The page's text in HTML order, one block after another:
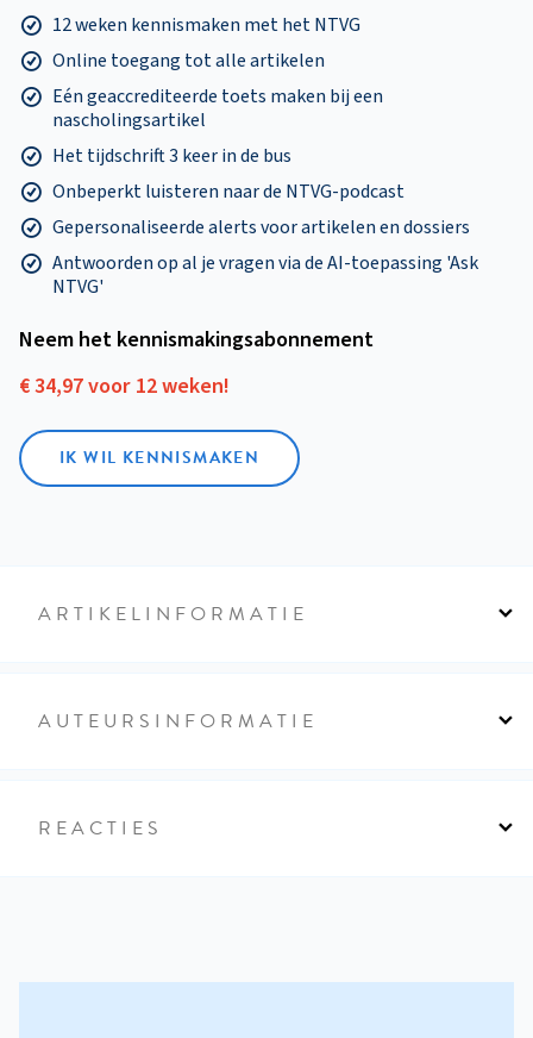
12 weken kennismaken met het NTVG
Online toegang tot alle artikelen
Eén geaccrediteerde toets maken bij een
nascholingsartikel
Het tijdschrift 3 keer in de bus
Onbeperkt luisteren naar de NTVG-podcast
Gepersonaliseerde alerts voor artikelen en dossiers
Antwoorden op al je vragen via de AI-toepassing 'Ask
NTVG'
Neem het kennismakings­abonnement
€ 34,97 voor 12 weken!
IK WIL KENNISMAKEN
ARTIKELINFORMATIE
AUTEURSINFORMATIE
REACTIES